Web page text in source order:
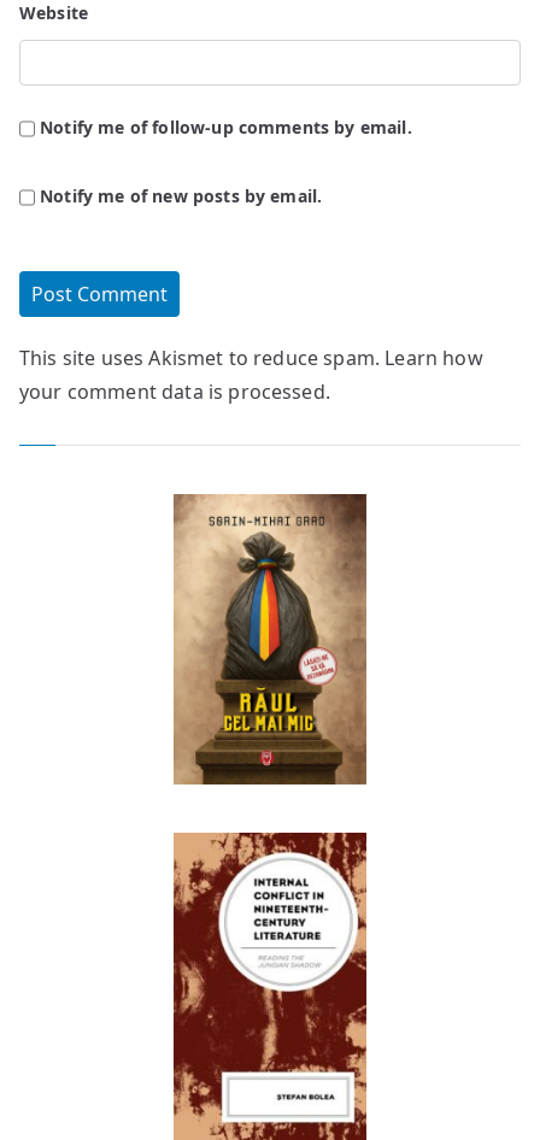
Website
Notify me of follow-up comments by email.
Notify me of new posts by email.
This site uses Akismet to reduce spam. Learn how
your comment data is processed.